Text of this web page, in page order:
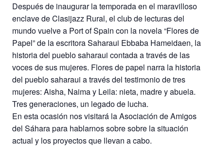
Después de inaugurar la temporada en el maravilloso
enclave de Clasijazz Rural, el club de lecturas del
mundo vuelve a Port of Spain con la novela “Flores de
Papel” de la escritora Saharaui Ebbaba Hameidaen, la
historia del pueblo saharaui contada a través de las
voces de sus mujeres. Flores de papel narra la historia
del pueblo saharaui a través del testimonio de tres
mujeres: Aisha, Naima y Leila: nieta, madre y abuela.
Tres generaciones, un legado de lucha.
En esta ocasión nos visitará la Asociación de Amigos
del Sáhara para hablarnos sobre sobre la situación
actual y los proyectos que llevan a cabo.